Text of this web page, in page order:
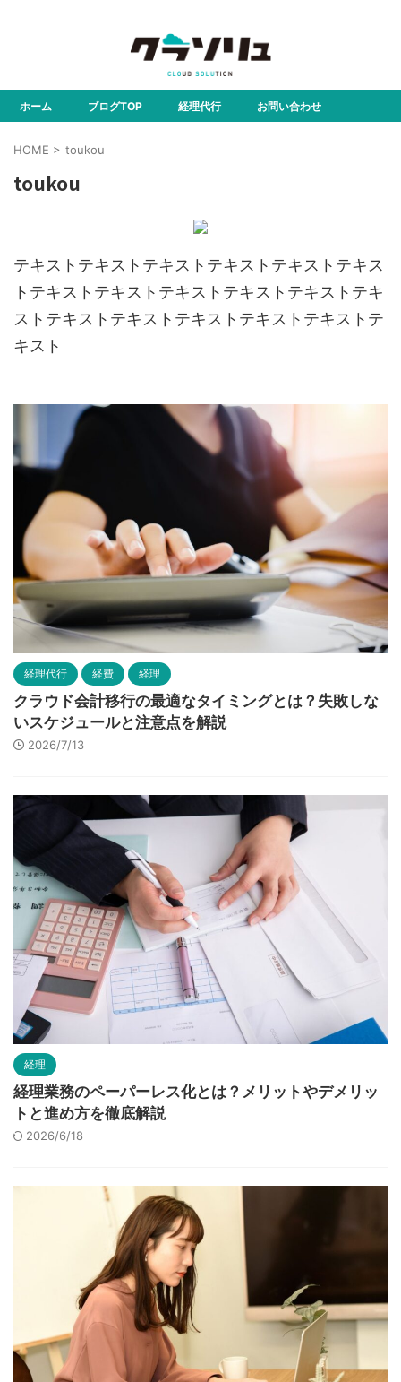
ホーム ブログTOP 経理代行 お問い合わせ
HOME > toukou
toukou
テキストテキストテキストテキストテキストテキス
トテキストテキストテキストテキストテキストテキ
ストテキストテキストテキストテキストテキストテ
キスト
経理代行 経費 経理
クラウド会計移行の最適なタイミングとは？失敗しな
いスケジュールと注意点を解説
2026/7/13
経理
経理業務のペーパーレス化とは？メリットやデメリッ
トと進め方を徹底解説
2026/6/18